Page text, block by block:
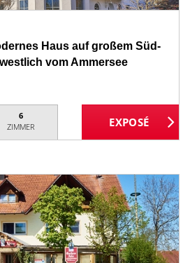
Haus auf großem Süd-
vom Ammersee
6
ZIMMER